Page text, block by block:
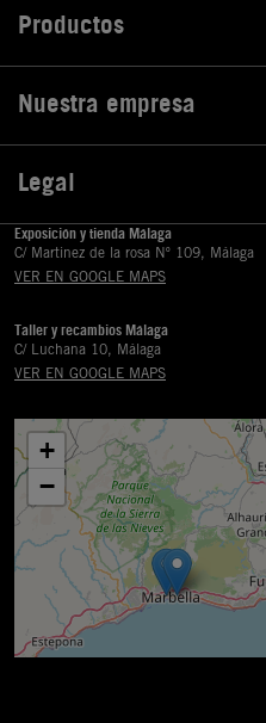
Productos
Nuestra empresa
Legal
Exposición y tienda Málaga
C/ Martinez de la rosa Nº 109, Málaga
VER EN GOOGLE MAPS
Taller y recambios Málaga
C/ Luchana 10, Málaga
VER EN GOOGLE MAPS
+
−